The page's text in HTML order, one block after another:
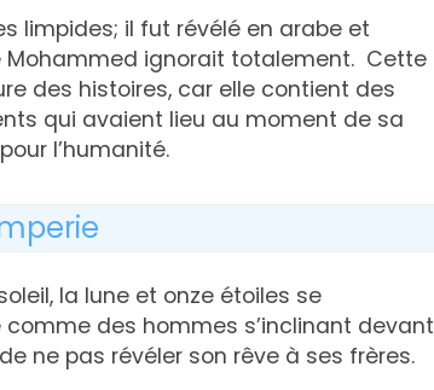
limpides; il fut révélé en arabe et
ignorait totalement. Cette
des histoires, car elle contient des
qui avaient lieu au moment de sa
l’humanité.
la lune et onze étoiles se
des hommes s’inclinant devant
ne pas révéler son rêve à ses frères.